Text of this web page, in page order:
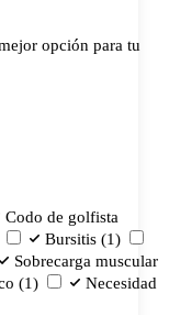
opción para tu
Codo de golfista
Bursitis (1)
Sobrecarga muscular
(1)
Necesidad